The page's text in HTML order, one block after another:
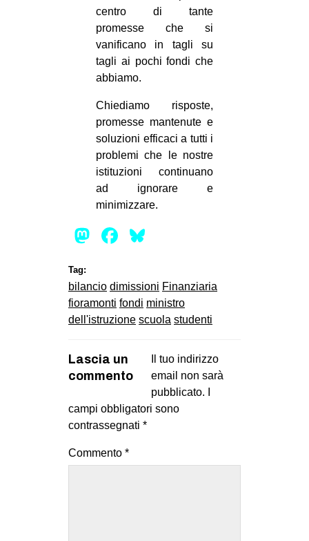
centro di tante
promesse che si
vanificano in tagli su
tagli ai pochi fondi che
abbiamo.
Chiediamo risposte,
promesse mantenute e
soluzioni efficaci a tutti i
problemi che le nostre
istituzioni continuano
ad ignorare e
minimizzare.
Mastodon
Facebook
Tag:
bilancio dimissioni Finanziaria
fioramonti fondi ministro
dell'istruzione scuola studenti
Lascia un
commento
Il tuo indirizzo
email non sarà
pubblicato.
campi obbligatori sono
contrassegnati *
Commento *